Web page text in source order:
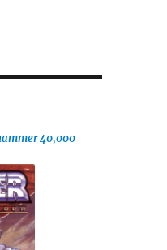
40,000